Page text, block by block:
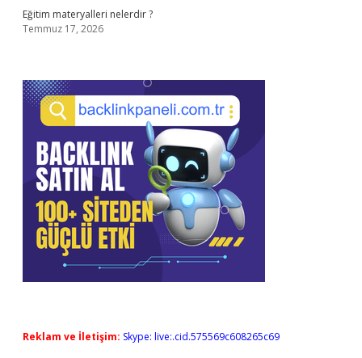
Eğitim materyalleri nelerdir ?
Temmuz 17, 2026
Reklam ve İletişim: Skype: live:.cid.575569c608265c69